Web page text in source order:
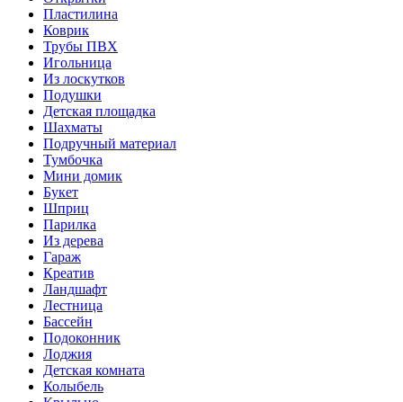
Пластилина
Коврик
Трубы ПВХ
Игольница
Из лоскутков
Подушки
Детская площадка
Шахматы
Подручный материал
Тумбочка
Мини домик
Букет
Шприц
Парилка
Из дерева
Гараж
Креатив
Ландшафт
Лестница
Бассейн
Подоконник
Лоджия
Детская комната
Колыбель